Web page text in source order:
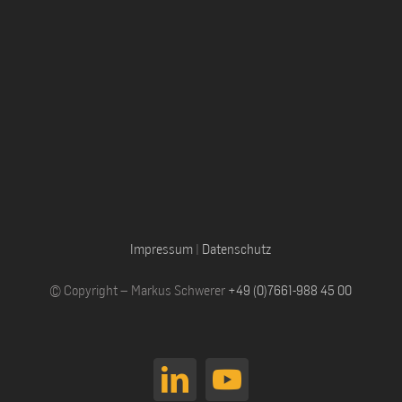
Impressum | Datenschutz
© Copyright – Markus Schwerer +49 (0)7661-988 45 00
LinkedInYouTube